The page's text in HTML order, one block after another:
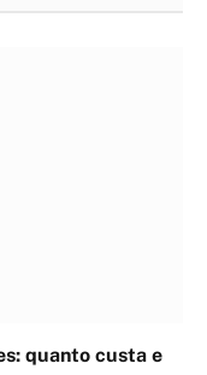
quanto custa e